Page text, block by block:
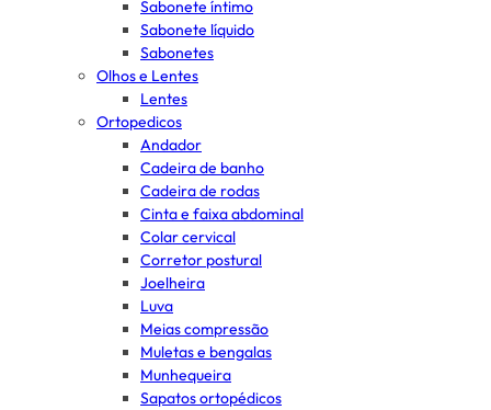
Sabonete íntimo
Sabonete líquido
Sabonetes
Olhos e Lentes
Lentes
Ortopedicos
Andador
Cadeira de banho
Cadeira de rodas
Cinta e faixa abdominal
Colar cervical
Corretor postural
Joelheira
Luva
Meias compressão
Muletas e bengalas
Munhequeira
Sapatos ortopédicos